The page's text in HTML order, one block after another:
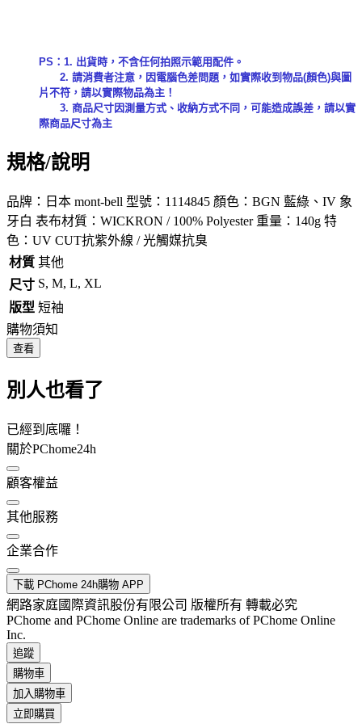
PS：1. 出貨時，不含任何拍照示範用配件。
2. 請消費者注意，因電腦色差問題，如實際收到物品(顏色)與圖
片不符，請以實際物品為主！
3. 商品尺寸因測量方式、收納方式不同，可能造成誤差，請以實
際商品尺寸為主
規格/說明
品牌：日本 mont-bell 型號：1114845 顏色：BGN 藍綠、IV 象
牙白 表布材質：WICKRON / 100% Polyester 重量：140g 特
色：UV CUT抗紫外線 / 光觸媒抗臭
材質 其他
尺寸 S, M, L, XL
版型 短袖
購物須知
查看
別人也看了
已經到底囉！
關於PChome24h
顧客權益
其他服務
企業合作
下載 PChome 24h購物 APP
網路家庭國際資訊股份有限公司 版權所有 轉載必究
PChome and PChome Online are trademarks of PChome Online
Inc.
追蹤
購物車
加入購物車
立即購買